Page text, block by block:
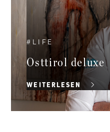
# LIFE
Osttirol deluxe
WEITERLESEN